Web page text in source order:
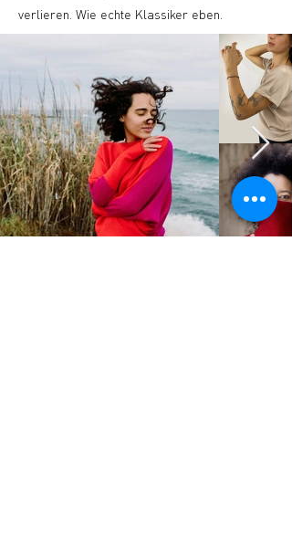
verlieren. Wie echte Klassiker eben.